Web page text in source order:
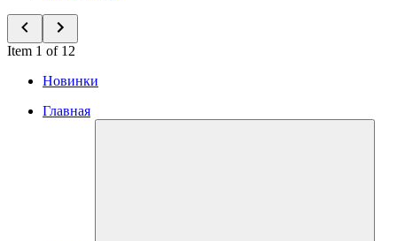
Item 1 of 12
Новинки
Главная